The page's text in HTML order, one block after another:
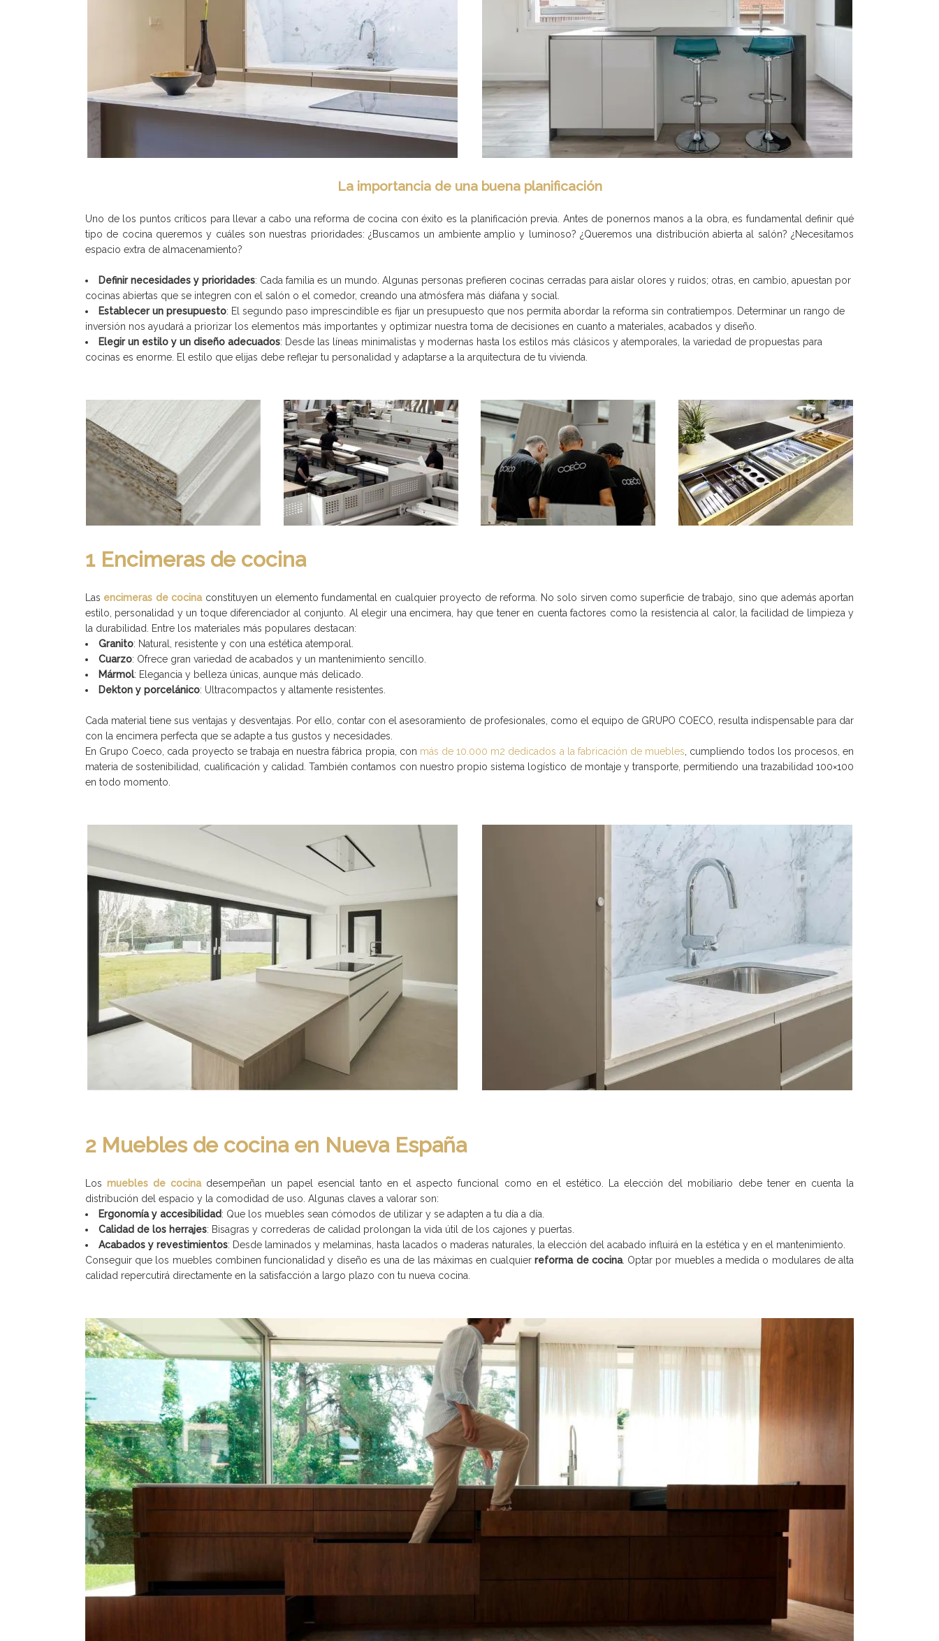
La importancia de una buena planificación
Uno de los puntos críticos para llevar a cabo una reforma de cocina con éxito es la planificación previa. Antes de ponernos manos a la obra, es fundamental definir qué
tipo de cocina queremos y cuáles son nuestras prioridades: ¿Buscamos un ambiente amplio y luminoso? ¿Queremos una distribución abierta al salón? ¿Necesitamos
espacio extra de almacenamiento?
Definir necesidades y prioridades: Cada familia es un mundo. Algunas personas prefieren cocinas cerradas para aislar olores y ruidos; otras, en cambio, apuestan por
cocinas abiertas que se integren con el salón o el comedor, creando una atmósfera más diáfana y social.
Establecer un presupuesto: El segundo paso imprescindible es fijar un presupuesto que nos permita abordar la reforma sin contratiempos. Determinar un rango de
inversión nos ayudará a priorizar los elementos más importantes y optimizar nuestra toma de decisiones en cuanto a materiales, acabados y diseño.
Elegir un estilo y un diseño adecuados: Desde las líneas minimalistas y modernas hasta los estilos más clásicos y atemporales, la variedad de propuestas para
cocinas es enorme. El estilo que elijas debe reflejar tu personalidad y adaptarse a la arquitectura de tu vivienda.
1 Encimeras de cocina
Las encimeras de cocinaconstituyen un elemento fundamental en cualquier proyecto de reforma. No solo sirven como superficie de trabajo, sino que además aportan
estilo, personalidad y un toque diferenciador al conjunto. Al elegir una encimera, hay que tener en cuenta factores como la resistencia al calor, la facilidad de limpieza y
la durabilidad. Entre los materiales más populares destacan:
Granito: Natural, resistente y con una estética atemporal.
Cuarzo: Ofrece gran variedad de acabados y un mantenimiento sencillo.
Mármol: Elegancia y belleza únicas, aunque más delicado.
Dekton y porcelánico: Ultracompactos y altamente resistentes.
Cada material tiene sus ventajas y desventajas. Por ello, contar con el asesoramiento de profesionales, como el equipo de GRUPO COECO, resulta indispensable para dar
con la encimera perfecta que se adapte a tus gustos y necesidades.
En Grupo Coeco, cada proyecto se trabaja en nuestra fábrica propia, con más de 10.000 m2 dedicados a la fabricación de muebles , cumpliendo todos los procesos, en
materia de sostenibilidad, cualificación y calidad. También contamos con nuestro propio sistema logístico de montaje y transporte, permitiendo una trazabilidad 100×100
en todo momento.
2 Muebles de cocina en Nueva España
Losmuebles de cocinadesempeñan un papel esencial tanto en el aspecto funcional como en el estético. La elección del mobiliario debe tener en cuenta la
distribución del espacio y la comodidad de uso. Algunas claves a valorar son:
Ergonomía y accesibilidad: Que los muebles sean cómodos de utilizar y se adapten a tu día a día.
Calidad de los herrajes: Bisagras y correderas de calidad prolongan la vida útil de los cajones y puertas.
Acabados y revestimientos: Desde laminados y melaminas, hasta lacados o maderas naturales, la elección del acabado influirá en la estética y en el mantenimiento.
Conseguir que los muebles combinen funcionalidad y diseño es una de las máximas en cualquierreforma de cocina. Optar por muebles a medida o modulares de alta
calidad repercutirá directamente en la satisfacción a largo plazo con tu nueva cocina.